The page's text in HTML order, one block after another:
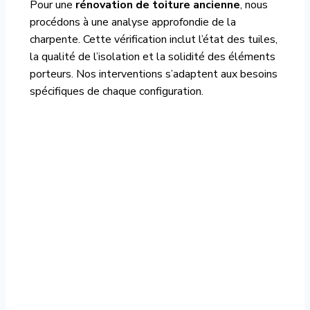
Pour une rénovation de toiture ancienne, nous
procédons à une analyse approfondie de la
charpente. Cette vérification inclut l’état des tuiles,
la qualité de l’isolation et la solidité des éléments
porteurs. Nos interventions s’adaptent aux besoins
spécifiques de chaque configuration.